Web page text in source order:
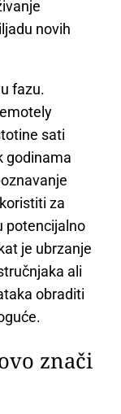
novih
fazu.
sati
godinama
za
potencijalno
je ubrzanje
ali
obraditi
znači